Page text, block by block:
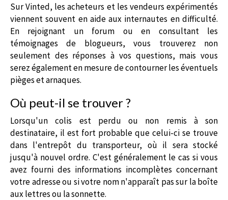
Sur Vinted, les acheteurs et les vendeurs expérimentés
viennent souvent en aide aux internautes en difficulté.
En rejoignant un forum ou en consultant les
témoignages de blogueurs, vous trouverez non
seulement des réponses à vos questions, mais vous
serez également en mesure de contourner les éventuels
pièges et arnaques.
Où peut-il se trouver ?
Lorsqu'un colis est perdu ou non remis à son
destinataire, il est fort probable que celui-ci se trouve
dans l'entrepôt du transporteur, où il sera stocké
jusqu'à nouvel ordre. C'est généralement le cas si vous
avez fourni des informations incomplètes concernant
votre adresse ou si votre nom n'apparaît pas sur la boîte
aux lettres ou la sonnette.